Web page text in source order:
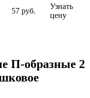
57 руб.
Узнать
цену
П-образные 2